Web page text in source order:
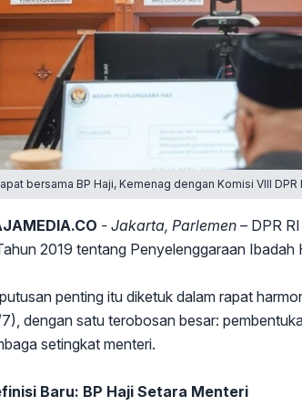
bersama BP Haji, Kemenag dengan Komisi VIII DPR
- Jakarta, Parlemen –DPR RI
2019 tentang Penyelenggaraan Ibadah
penting itu diketuk dalam rapat
dengan satu terobosan besar:
setingkat menteri.
Baru: BP Haji Setara Menteri